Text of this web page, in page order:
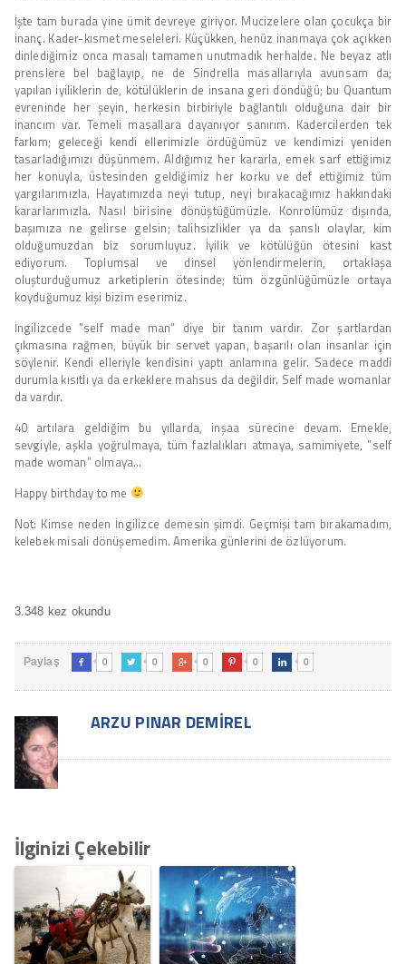
İşte tam burada yine ümit devreye giriyor. Mucizelere olan çocukça bir
inanç. Kader-kısmet meseleleri. Küçükken, henüz inanmaya çok açıkken
dinlediğimiz onca masalı tamamen unutmadık herhalde. Ne beyaz atlı
prenslere bel bağlayıp, ne de Sindrella masallarıyla avunsam da;
yapılan iyiliklerin de, kötülüklerin de insana geri döndüğü; bu Quantum
evreninde her şeyin, herkesin birbiriyle bağlantılı olduğuna dair bir
inancım var. Temeli masallara dayanıyor sanırım. Kadercilerden tek
farkım; geleceği kendi ellerimizle ördüğümüz ve kendimizi yeniden
tasarladığımızı düşünmem. Aldığımız her kararla, emek sarf ettiğimiz
her konuyla, üstesinden geldiğimiz her korku ve def ettiğimiz tüm
yargılarımızla. Hayatımızda neyi tutup, neyi bırakacağımız hakkındaki
kararlarımızla. Nasıl birisine dönüştüğümüzle. Konrolümüz dışında,
başımıza ne gelirse gelsin; talihsizlikler ya da şanslı olaylar, kim
olduğumuzdan biz sorumluyuz. İyilik ve kötülüğün ötesini kast
ediyorum. Toplumsal ve dinsel yönlendirmelerin, ortaklaşa
oluşturduğumuz arketiplerin ötesinde; tüm özgünlüğümüzle ortaya
koyduğumuz kişi bizim eserimiz.
İngilizcede ”self made man” diye bir tanım vardır. Zor şartlardan
çıkmasına rağmen, büyük bir servet yapan, başarılı olan insanlar için
söylenir. Kendi elleriyle kendisini yaptı anlamına gelir. Sadece maddi
durumla kısıtlı ya da erkeklere mahsus da değildir. Self made womanlar
da vardır.
40 artılara geldiğim bu yıllarda, inşaa sürecine devam. Emekle,
sevgiyle, aşkla yoğrulmaya, tüm fazlalıkları atmaya, samimiyete, ”self
made woman” olmaya…
Happy birthday to me
Not: Kimse neden İngilizce demesin şimdi. Geçmişi tam bırakamadım,
kelebek misali dönüşemedim. Amerika günlerini de özlüyorum.
3.348 kez okundu
Paylaş  0  0  0  0  0
ARZU PINAR DEMIREL
İlginizi Çekebilir